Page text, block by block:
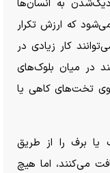
به انسان‌ها
که ارزش تکرار
کار زیادی در
در میان بلوک‌های
تخت‌های کاهی یا
یا برف را از طریق
می‌کنند، اما هیچ